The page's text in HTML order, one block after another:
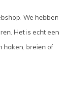
We hebben
Het is echt een
haken, breien of